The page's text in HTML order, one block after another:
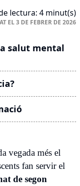
lectura: 4 minut(s)
EL3 DE FEBRER DE 2026
salut mental
vegada més el
fan servir el
de segon